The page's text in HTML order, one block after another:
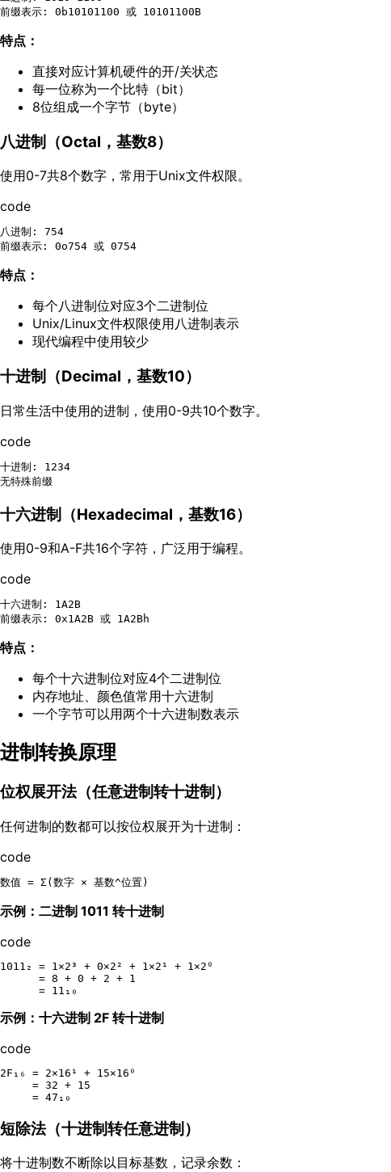
特点：
直接对应计算机硬件的开/关状态
每一位称为一个比特（bit）
8位组成一个字节（byte）
八进制（Octal，基数8）
使用0-7共8个数字，常用于Unix文件权限。
code
八进制: 754
特点：
每个八进制位对应3个二进制位
Unix/Linux文件权限使用八进制表示
现代编程中使用较少
十进制（Decimal，基数10）
日常生活中使用的进制，使用0-9共10个数字。
code
十进制: 1234
十六进制（Hexadecimal，基数16）
使用0-9和A-F共16个字符，广泛用于编程。
code
十六进制: 1A2B
特点：
每个十六进制位对应4个二进制位
内存地址、颜色值常用十六进制
一个字节可以用两个十六进制数表示
进制转换原理
位权展开法（任意进制转十进制）
任何进制的数都可以按位权展开为十进制：
code
示例：二进制 1011 转十进制
code
1011₂ = 1×2³ + 0×2² + 1×2¹ + 1×2⁰
      = 8 + 0 + 2 + 1
示例：十六进制 2F 转十进制
code
2F₁₆ = 2×16¹ + 15×16⁰
     = 32 + 15
短除法（十进制转任意进制）
将十进制数不断除以目标基数，记录余数：